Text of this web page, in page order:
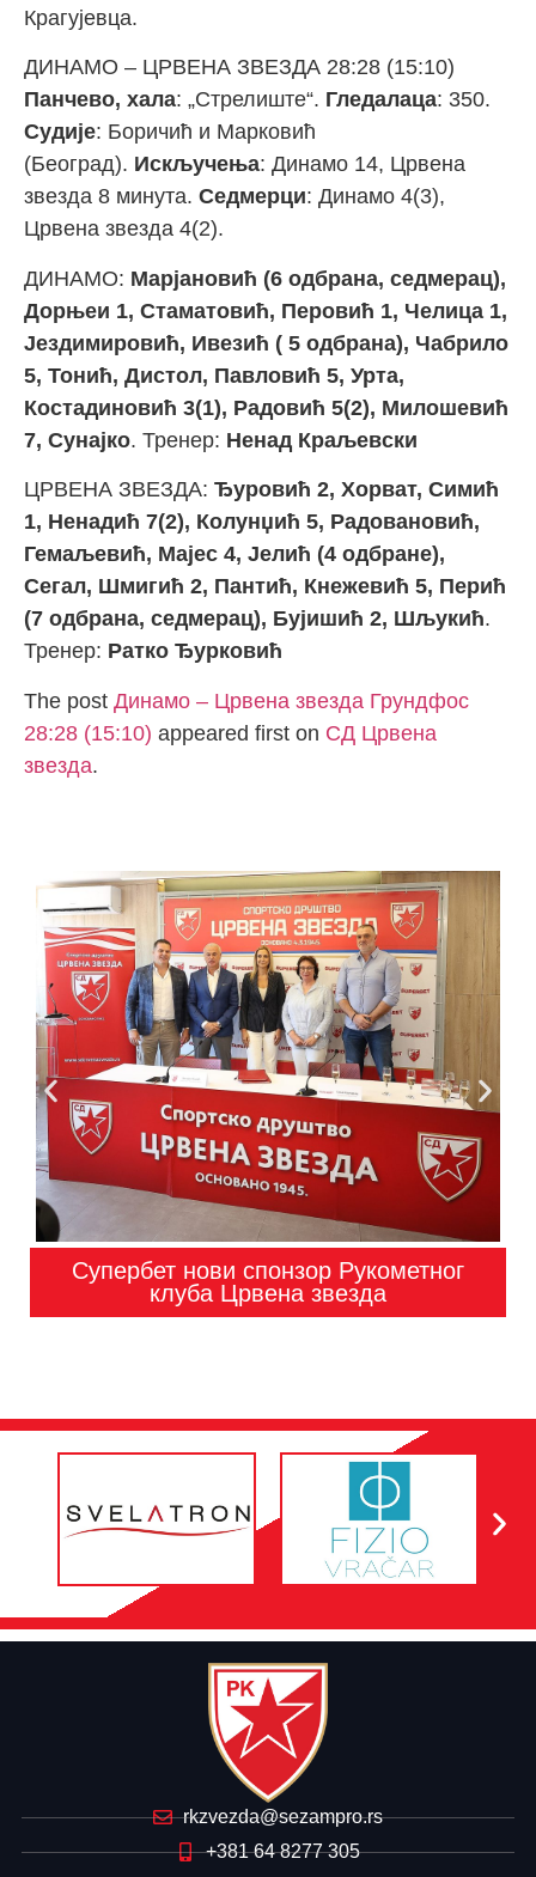
Крагујевца.
ДИНАМО – ЦРВЕНА ЗВЕЗДА 28:28 (15:10)
Панчево, хала: „Стрелиште“. Гледалаца: 350.
Судије: Боричић и Марковић
(Београд). Искључења: Динамо 14, Црвена
звезда 8 минута. Седмерци: Динамо 4(3),
Црвена звезда 4(2).
ДИНАМО: Марјановић (6 одбрана, седмерац),
Дорњеи 1, Стаматовић, Перовић 1, Челица 1,
Јездимировић, Ивезић ( 5 одбрана), Чабрило
5, Тонић, Дистол, Павловић 5, Урта,
Костадиновић 3(1), Радовић 5(2), Милошевић
7, Сунајко. Тренер: Ненад Краљевски
ЦРВЕНА ЗВЕЗДА: Ђуровић 2, Хорват, Симић
1, Ненадић 7(2), Колунџић 5, Радовановић,
Гемаљевић, Мајес 4, Јелић (4 одбране),
Сегал, Шмигић 2, Пантић, Кнежевић 5, Перић
(7 одбрана, седмерац), Бујишић 2, Шљукић.
Тренер: Ратко Ђурковић
The post Динамо – Црвена звезда Грундфос
28:28 (15:10) appeared first on СД Црвена
звезда.
Супербет нови спонзор Рукометног
клуба Црвена звезда
rkzvezda@sezampro.rs
+381 64 8277 305